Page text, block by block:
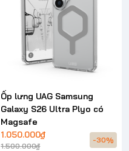
Ốp lưng UAG Samsung
Galaxy S26 Ultra Plyo có
Magsafe
1.050.000₫
1.500.000₫
-30%